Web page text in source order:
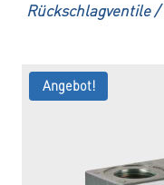
Rückschlagventile /
Angebot!